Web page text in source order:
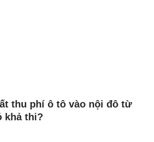
thu phí ô tô vào nội đô từ
khả thi?